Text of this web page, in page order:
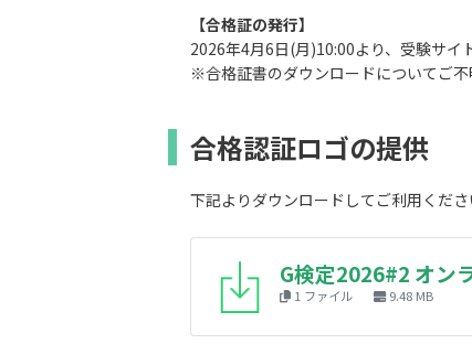
【合格証の発行】
2026年4月6日(月)10:00より、受験サイ
※合格証書のダウンロードについてご
合格認証ロゴの提供
下記よりダウンロードしてご利用くださ
G検定2026#2 オン
1 ファイル 9.48 MB